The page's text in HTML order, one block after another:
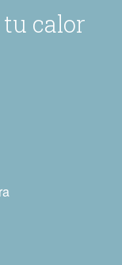
tu calor